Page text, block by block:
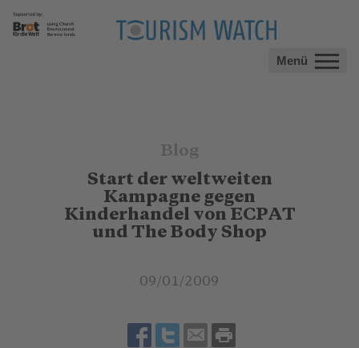
Menü
Blog
Start der weltweiten
Kampagne gegen
Kinderhandel von ECPAT
und The Body Shop
09/01/2009